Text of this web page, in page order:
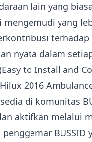
lain yang
yang
nyata dalam
to Install and
2016
di komunitas
aktifkan melalui
BUSSID